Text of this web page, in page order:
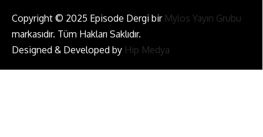
Copyright © 2025 Episode Dergi bir Mylos Yayın Grubu
markasıdır. Tüm Hakları Saklıdır.
Designed & Developed by Hip Medya